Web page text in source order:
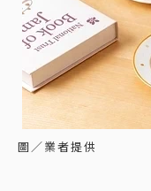
圖／業者提供